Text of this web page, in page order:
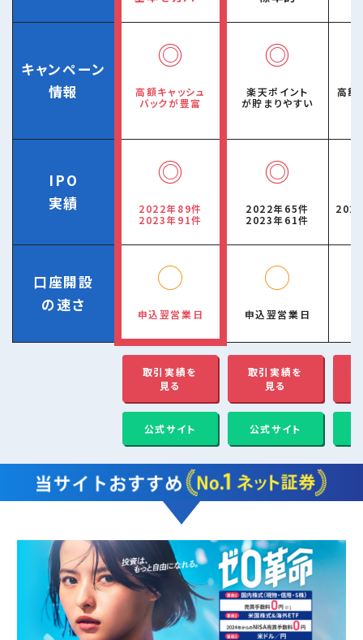
キャンペーン
情報
◎
高額キャッシュ
バックが豊富
◎
楽天ポイント
が貯まりやすい
高額
IPO
実績
◎
2022年89件
2023年91件
◎
2022年65件
2023年61件
口座開設
の速さ
◯
申込翌営業日
◯
申込翌営業日
取引実績を
見る
公式サイト
取引実績を
見る
公式サイト